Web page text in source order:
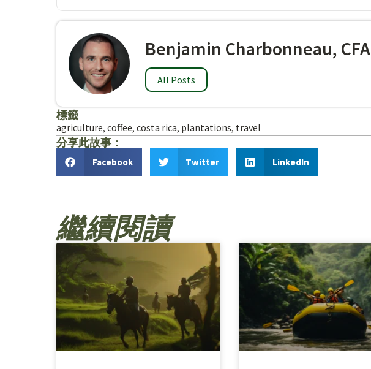
Benjamin Charbonneau, CFA
All Posts
標籤
agriculture, coffee, costa rica, plantations, travel
分享此故事：
Facebook Twitter LinkedIn
繼續閱讀